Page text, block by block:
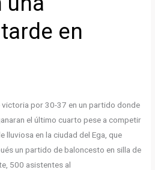
en
victoria por 30-37 en un partido donde
el último cuarto pese a competir
lluviosa en la ciudad del Ega, que
un partido de baloncesto en silla de
500 asistentes al